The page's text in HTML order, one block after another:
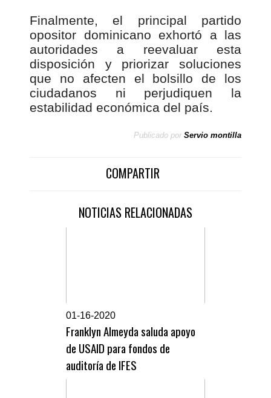
Finalmente, el principal partido
opositor dominicano exhortó a las
autoridades a reevaluar esta
disposición y priorizar soluciones
que no afecten el bolsillo de los
ciudadanos ni perjudiquen la
estabilidad económica del país.
Publicado por Servio montilla
COMPARTIR
NOTICIAS RELACIONADAS
01-16-2020
Franklyn Almeyda saluda apoyo
de USAID para fondos de
auditoría de IFES